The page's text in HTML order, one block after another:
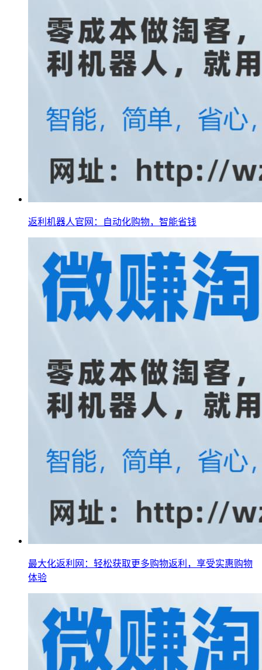
返利机器人官网：自动化购物，智能省钱
最大化返利网：轻松获取更多购物返利，享受实惠购物
体验